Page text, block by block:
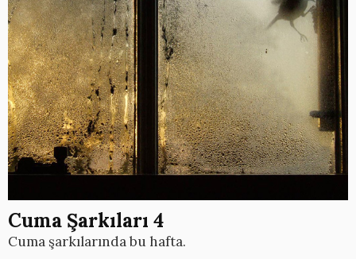
Cuma Şarkıları 4
Cuma şarkılarında bu hafta.